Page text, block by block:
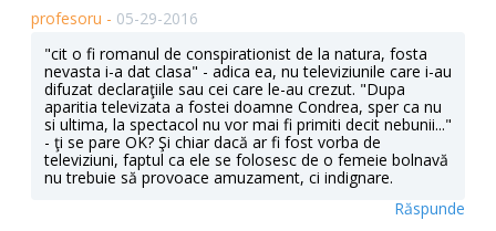
profesoru - 05-29-2016
"cit o fi romanul de conspirationist de la natura, fosta
nevasta i-a dat clasa" - adica ea, nu televiziunile care i-au
difuzat declaraţiile sau cei care le-au crezut. "Dupa
aparitia televizata a fostei doamne Condrea, sper ca nu
si ultima, la spectacol nu vor mai fi primiti decit nebunii..."
- ţi se pare OK? Şi chiar dacă ar fi fost vorba de
televiziuni, faptul ca ele se folosesc de o femeie bolnavă
nu trebuie să provoace amuzament, ci indignare.
Răspunde